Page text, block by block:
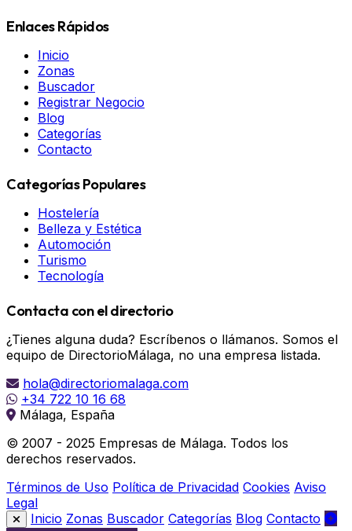
Enlaces Rápidos
Inicio
Zonas
Buscador
Registrar Negocio
Blog
Categorías
Contacto
Categorías Populares
Hostelería
Belleza y Estética
Automoción
Turismo
Tecnología
Contacta con el directorio
¿Tienes alguna duda? Escríbenos o llámanos. Somos el
equipo de DirectorioMálaga, no una empresa listada.
hola@directoriomalaga.com
+34 722 10 16 68
Málaga, España
© 2007 - 2025 Empresas de Málaga. Todos los
derechos reservados.
Términos de Uso Política de Privacidad Cookies Aviso
Legal
Inicio Zonas Buscador Categorías Blog Contacto